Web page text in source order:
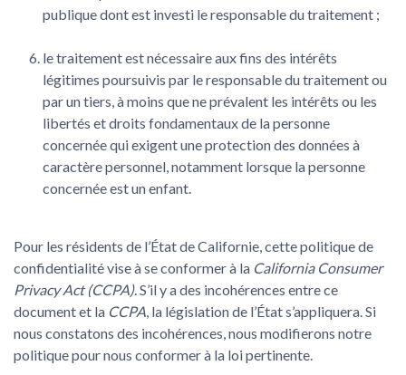
publique dont est investi le responsable du traitement ;
le traitement est nécessaire aux fins des intérêts
légitimes poursuivis par le responsable du traitement ou
par un tiers, à moins que ne prévalent les intérêts ou les
libertés et droits fondamentaux de la personne
concernée qui exigent une protection des données à
caractère personnel, notamment lorsque la personne
concernée est un enfant.
Pour les résidents de l’État de Californie, cette politique de
confidentialité vise à se conformer à la California Consumer
Privacy Act (CCPA). S’il y a des incohérences entre ce
document et la CCPA, la législation de l’État s’appliquera. Si
nous constatons des incohérences, nous modifierons notre
politique pour nous conformer à la loi pertinente.